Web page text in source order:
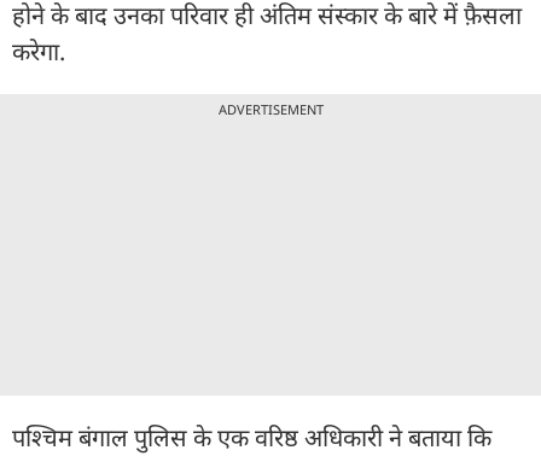
होने के बाद उनका परिवार ही अंतिम संस्कार के बारे में फ़ैसला
करेगा.
ADVERTISEMENT
पश्चिम बंगाल पुलिस के एक वरिष्ठ अधिकारी ने बताया कि